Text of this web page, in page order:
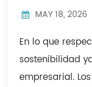
MAY 18, 2026
En lo que
sostenibilidad
empresarial.